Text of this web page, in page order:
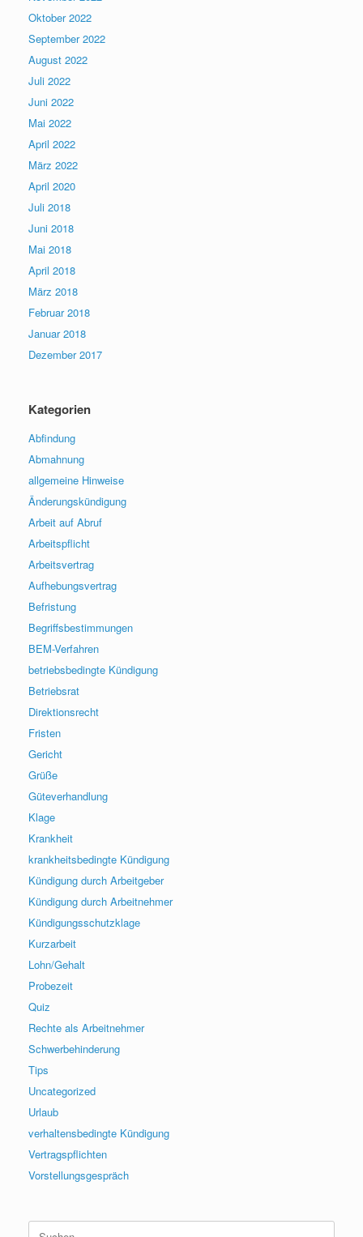
Oktober 2022
September 2022
August 2022
Juli 2022
Juni 2022
Mai 2022
April 2022
März 2022
April 2020
Juli 2018
Juni 2018
Mai 2018
April 2018
März 2018
Februar 2018
Januar 2018
Dezember 2017
Kategorien
Abfindung
Abmahnung
allgemeine Hinweise
Änderungskündigung
Arbeit auf Abruf
Arbeitspflicht
Arbeitsvertrag
Aufhebungsvertrag
Befristung
Begriffsbestimmungen
BEM-Verfahren
betriebsbedingte Kündigung
Betriebsrat
Direktionsrecht
Fristen
Gericht
Grüße
Güteverhandlung
Klage
Krankheit
krankheitsbedingte Kündigung
Kündigung durch Arbeitgeber
Kündigung durch Arbeitnehmer
Kündigungsschutzklage
Kurzarbeit
Lohn/Gehalt
Probezeit
Quiz
Rechte als Arbeitnehmer
Schwerbehinderung
Tips
Uncategorized
Urlaub
verhaltensbedingte Kündigung
Vertragspflichten
Vorstellungsgespräch
Suchen